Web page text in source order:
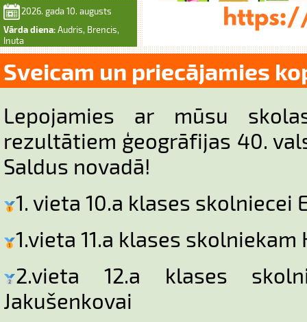
2026. gada 10. augusts
Vārda diena: Audris, Brencis,
Inuta
Sveicam un priecājamies
Lepojamies ar mūsu
rezultātiem ģeogrāfijas 40.
Saldus novadā!
1. vieta 10.a klases skolniecei
1.vieta 11.a klases
2.vieta 12.a klases
Jakušenkovai